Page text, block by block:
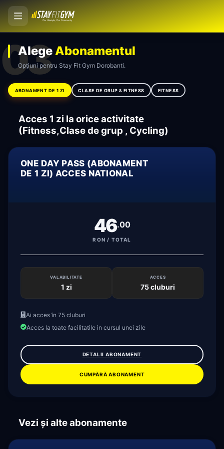
MEMBER
03
AlegeAbonamentul
Opțiuni pentru Stay Fit Gym Dorobanti.
ABONAMENT DE 1 ZI CLASE DE GRUP & FITNESS FITNESS
Acces 1 zi la orice activitate
(Fitness,Clase de grup , Cycling)
ONE DAY PASS (ABONAMENT
DE 1 ZI) ACCES NATIONAL
46.00
RON / TOTAL
VALABILITATE
1 zi
ACCES
75 cluburi
Ai acces în 75 cluburi
Acces la toate facilitatile in cursul unei zile
DETALII ABONAMENT
CUMPĂRĂ ABONAMENT
Vezi și alte abonamente